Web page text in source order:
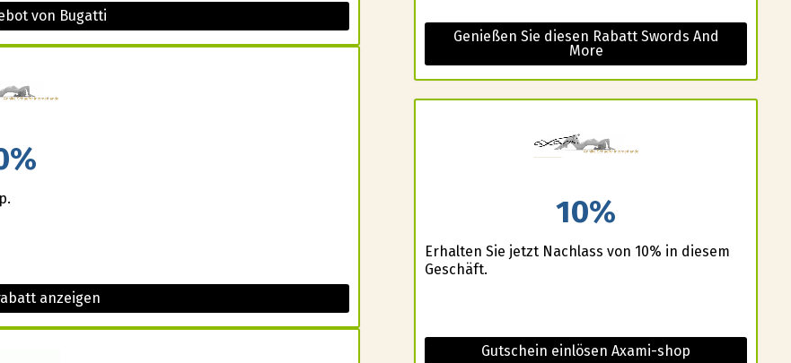
von Bugatti
anzeigen
Genießen Sie diesen Rabatt Swords And
More
10%
Erhalten Sie jetzt Nachlass von 10% in diesem
Geschäft.
Gutschein einlösen Axami-shop